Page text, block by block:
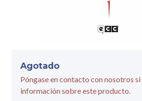
Agotado
Póngase en contacto con nosotros si
información sobre este producto.